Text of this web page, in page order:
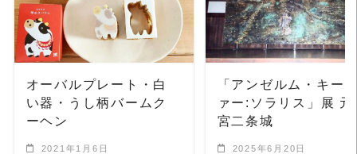
READ MORE
オーバルプレート・白
い器・うし柄バームク
ーヘン
2021年1月6日
READ MORE
「アンゼルム・キー
ァー:ソラリス」展 元
宮二条城
2025年6月20日